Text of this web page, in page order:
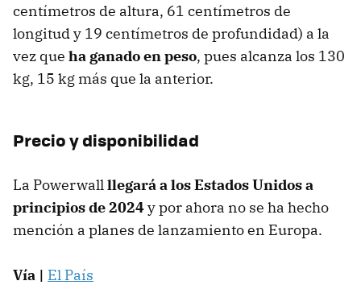
centímetros de altura, 61 centímetros de
longitud y 19 centímetros de profundidad) a la
vez que ha ganado en peso, pues alcanza los 130
kg, 15 kg más que la anterior.
Precio y disponibilidad
La Powerwallllegará a los Estados Unidos a
principios de 2024y por ahora no se ha hecho
mención a planes de lanzamiento en Europa.
Vía | El País